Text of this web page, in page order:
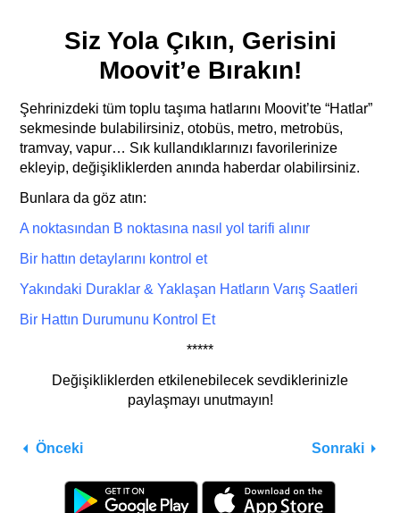
Siz Yola Çıkın, Gerisini
Moovit’e Bırakın!
Şehrinizdeki tüm toplu taşıma hatlarını Moovit’te “Hatlar”
sekmesinde bulabilirsiniz, otobüs, metro, metrobüs,
tramvay, vapur… Sık kullandıklarınızı favorilerinize
ekleyip, değişikliklerden anında haberdar olabilirsiniz.
Bunlara da göz atın:
A noktasından B noktasına nasıl yol tarifi alınır
Bir hattın detaylarını kontrol et
Yakındaki Duraklar & Yaklaşan Hatların Varış Saatleri
Bir Hattın Durumunu Kontrol Et
*****
Değişikliklerden etkilenebilecek sevdiklerinizle
paylaşmayı unutmayın!
Önceki Sonraki